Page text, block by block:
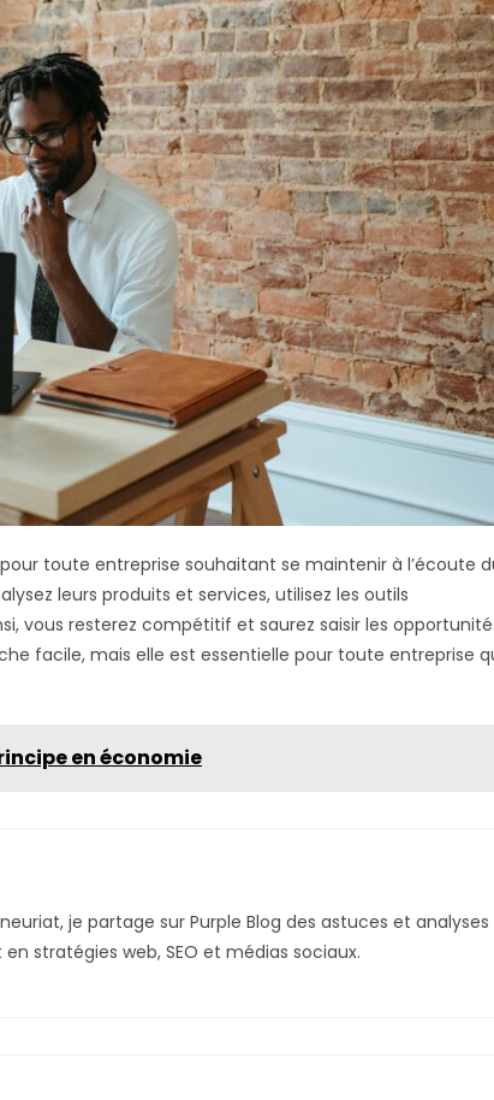
toute entreprise souhaitant se maintenir à l’écoute
leurs produits et services, utilisez les outils
vous resterez compétitif et saurez saisir les
facile, mais elle est essentielle pour toute entreprise
en économie
je partage sur Purple Blog des astuces et analyses
stratégies web, SEO et médias sociaux.